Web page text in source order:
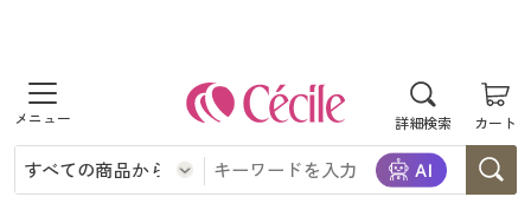
詳細検索 カート
商品を探す
レディース
レディース
レディース通販すべて
インナー・下着